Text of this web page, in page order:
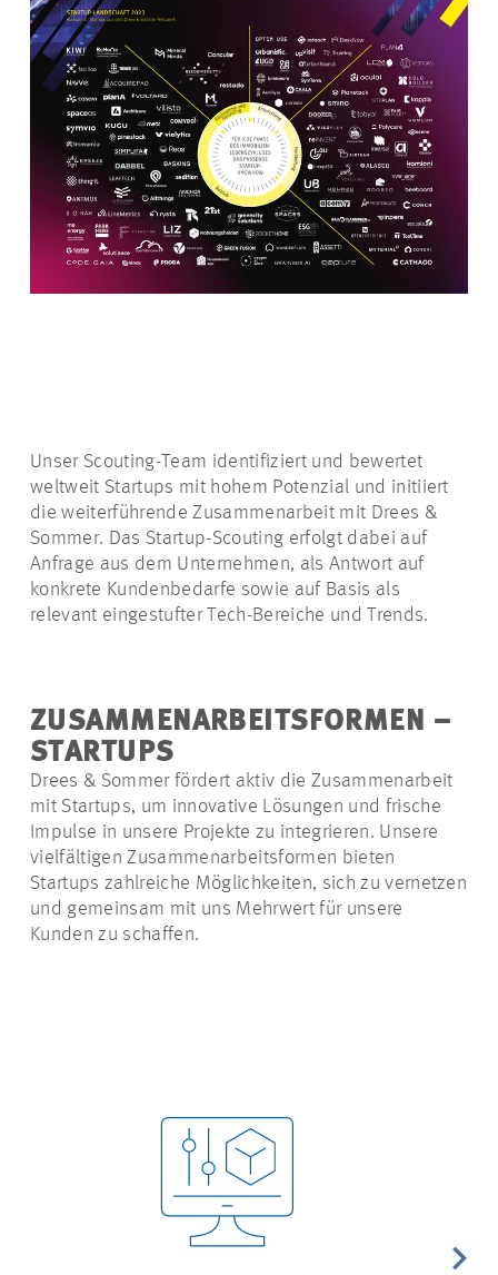
Unser Scouting-Team identifiziert und bewertet
weltweit Startups mit hohem Potenzial und initiiert
die weiterführende Zusammenarbeit mit Drees &
Sommer. Das Startup-Scouting erfolgt dabei auf
Anfrage aus dem Unternehmen, als Antwort auf
konkrete Kundenbedarfe sowie auf Basis als
relevant eingestufter Tech-Bereiche und Trends.
ZUSAMMENARBEITSFORMEN –
STARTUPS
Drees & Sommer fördert aktiv die Zusammenarbeit
mit Startups, um innovative Lösungen und frische
Impulse in unsere Projekte zu integrieren. Unsere
vielfältigen Zusammenarbeitsformen bieten
Startups zahlreiche Möglichkeiten, sich zu vernetzen
und gemeinsam mit uns Mehrwert für unsere
Kunden zu schaffen.